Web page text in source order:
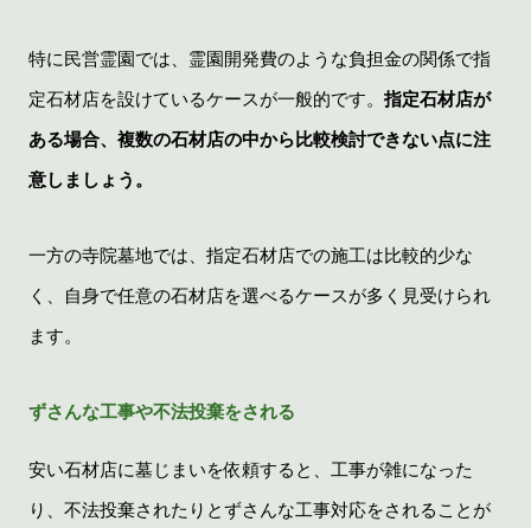
特に民営霊園では、霊園開発費のような負担金の関係で指
定石材店を設けているケースが一般的です。 指定石材店が
ある場合、複数の石材店の中から比較検討できない点に注
意しましょう。
一方の寺院墓地では、指定石材店での施工は比較的少な
く、自身で任意の石材店を選べるケースが多く見受けられ
ます。
ずさんな工事や不法投棄をされる
安い石材店に墓じまいを依頼すると、工事が雑になった
り、不法投棄されたりとずさんな工事対応をされることが